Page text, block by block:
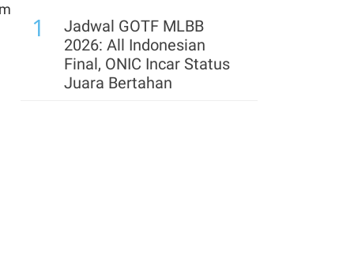
1
Jadwal GOTF MLBB
2026: All Indonesian
Final, ONIC Incar Status
Juara Bertahan